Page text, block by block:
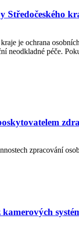
Středočeského
je ochrana
neodkladné péče.
zpracování